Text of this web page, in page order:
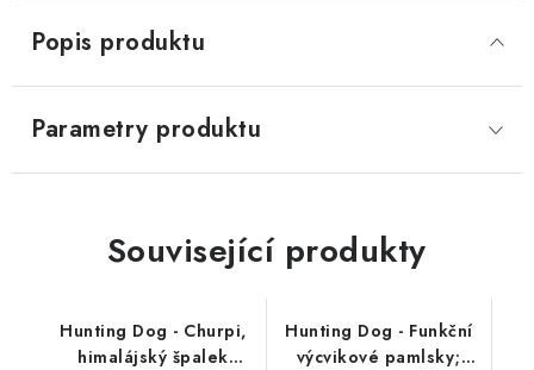
Popis produktu
Parametry produktu
Související produkty
Hunting Dog - Churpi,
himalájský špalek
Hunting Dog - Funkční
výcvikové pamlsky;